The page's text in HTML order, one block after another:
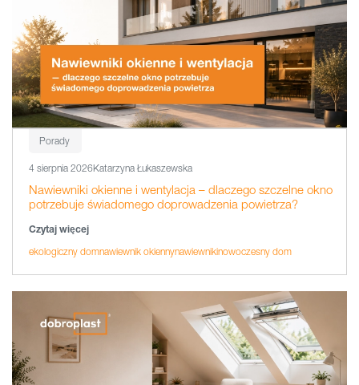
Porady
4 sierpnia 2026Katarzyna Łukaszewska
Nawiewniki okienne i wentylacja – dlaczego szczelne okno
potrzebuje świadomego doprowadzenia powietrza?
Czytaj więcej
ekologiczny domnawiewnik okiennynawiewnikinowoczesny dom